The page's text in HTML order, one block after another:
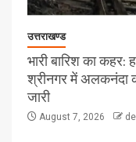
उत्तराखण्ड
भारी बारिश का कहर:
श्रीनगर में अलकनंदा
जारी
August 7, 2026